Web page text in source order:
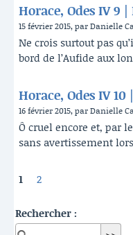
Horace, Odes IV 9
15 février 2015, par Danielle
Ne crois surtout pas
bord de l’Aufide aux
Horace, Odes IV
16 février 2015, par Danielle
Ô cruel encore et, par
sans avertissement
1 2
Rechercher :